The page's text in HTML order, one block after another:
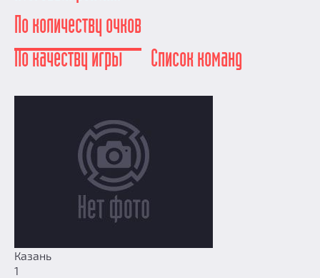
Партнерам
По количеству очков
По качеству игры
Список команд
Казань
1